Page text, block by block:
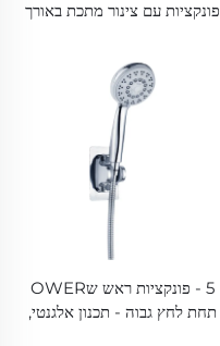
פונקציות עם צינור מתכת באורך
חורצות מדבק עצמי
5 - פונקציות ראש שOWER
תחת לחץ גבוה - תכנון אלגנטי,